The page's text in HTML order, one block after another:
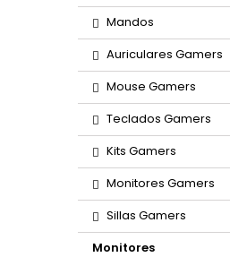
Mandos
Auriculares Gamers
Mouse Gamers
Teclados Gamers
Kits Gamers
Monitores Gamers
Sillas Gamers
Monitores